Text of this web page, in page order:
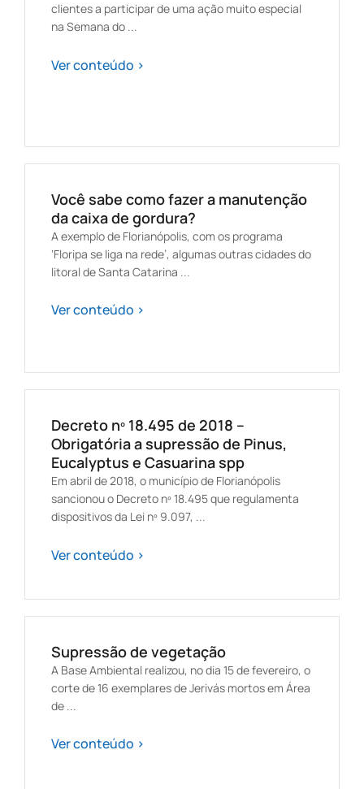
clientes a participar de uma ação muito especial
na Semana do ...
Ver conteúdo >
Você sabe como fazer a manutenção
da caixa de gordura?
A exemplo de Florianópolis, com os programa
‘Floripa se liga na rede’, algumas outras cidades do
litoral de Santa Catarina ...
Ver conteúdo >
Decreto nº 18.495 de 2018 –
Obrigatória a supressão de Pinus,
Eucalyptus e Casuarina spp
Em abril de 2018, o município de Florianópolis
sancionou o Decreto nº 18.495 que regulamenta
dispositivos da Lei nº 9.097, ...
Ver conteúdo >
Supressão de vegetação
A Base Ambiental realizou, no dia 15 de fevereiro, o
corte de 16 exemplares de Jerivás mortos em Área
de ...
Ver conteúdo >